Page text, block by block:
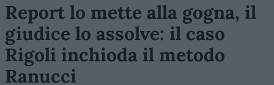
Report lo mette alla gogna, il
giudice lo assolve: il caso
Rigoli inchioda il metodo
Ranucci